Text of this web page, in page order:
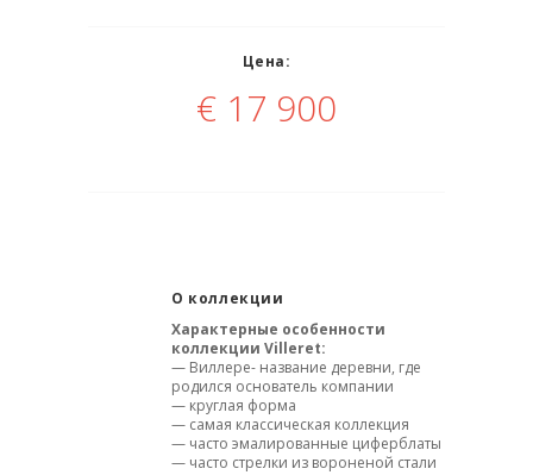
Цена:
€ 17 900
О коллекции
Характерные особенности
коллекции Villeret:
— Виллере- название деревни, где
родился основатель компании
— круглая форма
— самая классическая коллекция
— часто эмалированные циферблаты
— часто стрелки из вороненой стали